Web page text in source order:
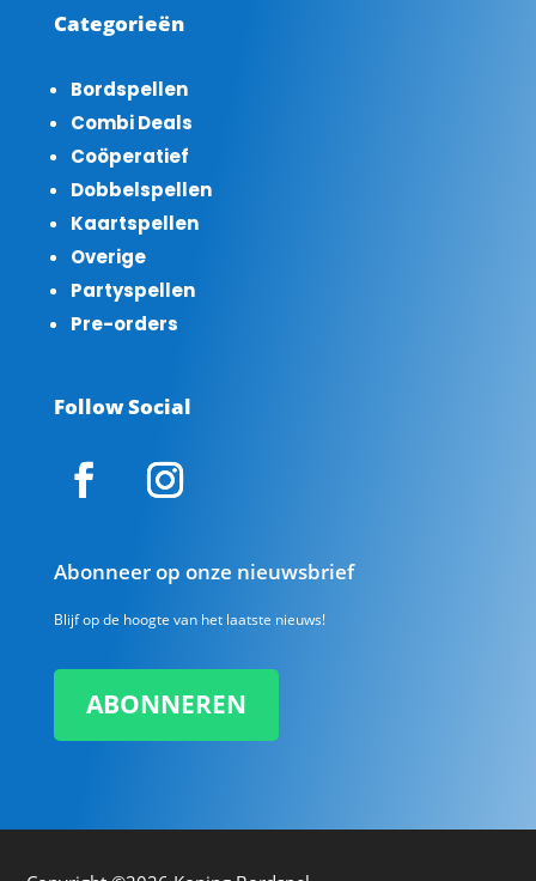
Categorieën
Bordspellen
Combi Deals
Coöperatief
Dobbelspellen
Kaartspellen
Overige
Partyspellen
Pre-orders
Follow Social
Abonneer op onze nieuwsbrief
Blijf op de hoogte van het laatste nieuws!
ABONNEREN